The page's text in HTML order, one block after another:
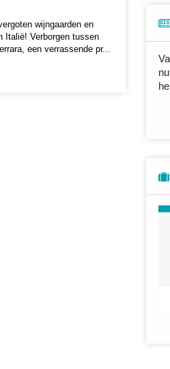
wijngaarden en
Italië! Verborgen tussen
een verrassende pr...